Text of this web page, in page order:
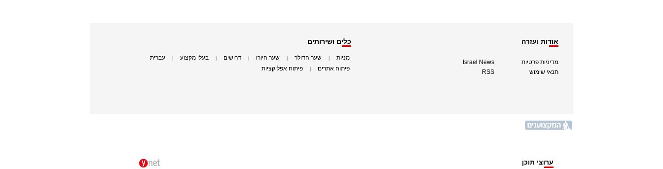
אודות ועזרה
מדיניות פרטיות
תנאי שימוש
Israel News
RSS
כלים ושירותים
מניות שער הדולר שער היורו דרושים בעלי מקצוע עברית
פיתוח אתרים פיתוח אפליקציות
ערוצי תוכן